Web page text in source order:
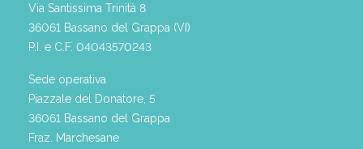
Via Santissima Trinità 8
36061 Bassano del Grappa (VI)
P.I. e C.F. 04043570243
Sede operativa
Piazzale del Donatore, 5
36061 Bassano del Grappa
Fraz. Marchesane